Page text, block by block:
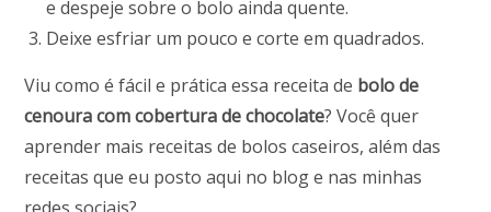
e despeje sobre o bolo ainda quente.
Deixe esfriar um pouco e corte em quadrados.
Viu como é fácil e prática essa receita de bolo de
cenoura com cobertura de chocolate? Você quer
aprender mais receitas de bolos caseiros, além das
receitas que eu posto aqui no blog e nas minhas